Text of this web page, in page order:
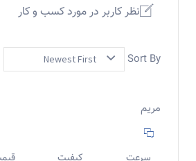
نظر کاربر در مورد کسب و کار
Sort By
مریم